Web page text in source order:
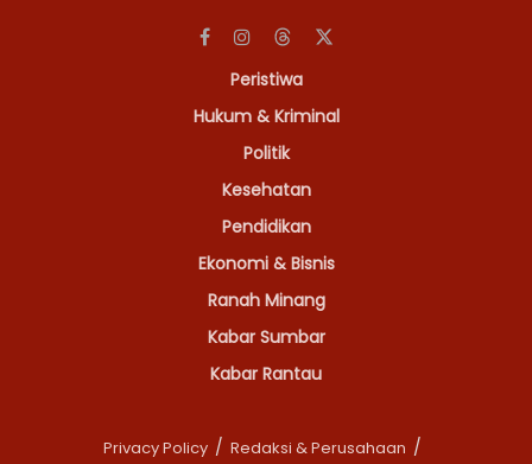
Peristiwa
Hukum & Kriminal
Politik
Kesehatan
Pendidikan
Ekonomi & Bisnis
Ranah Minang
Kabar Sumbar
Kabar Rantau
Privacy Policy
Redaksi & Perusahaan